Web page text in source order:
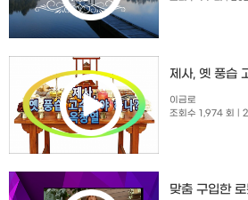
제사, 옛 풍습
이금로
조회수 1,974 회
|
맞춤 구입한